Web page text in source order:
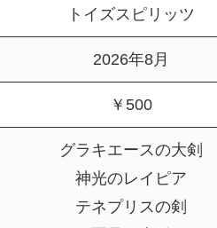
トイズスピリッツ
2026年8月
￥500
グラキエースの大剣
神光のレイピア
テネプリスの剣